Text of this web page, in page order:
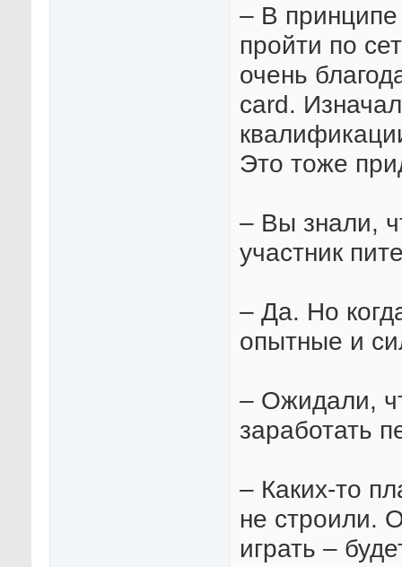
– В
пройти по
очень
card.
Это тоже
– Вы знали,
участник
– Да. Но
опытные и
– Ожидали,
заработать
– Каких-то
не строили.
играть –